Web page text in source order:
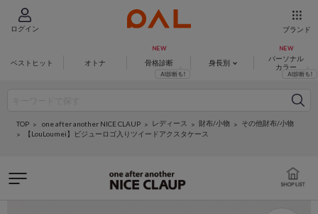
ログイン ブランド
ベストヒット オトナ 骨格診断 身長別
パーソナル
カラー
TOP one after another NICE CLAUP レディース 財布/小物
その他財布/小物
【LouLoumei】ビジューロゴ入りツイードアクスタケース